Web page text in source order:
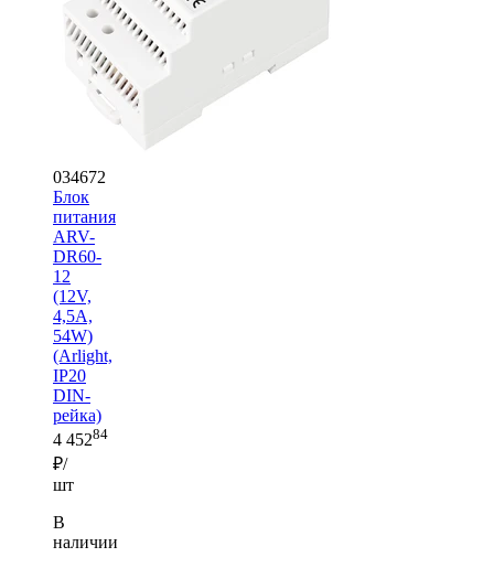
034672
Блок
питания
ARV-
DR60-
12
(12V,
4,5A,
54W)
(Arlight,
IP20
DIN-
рейка)
4 45284
₽/
шт
В
наличии